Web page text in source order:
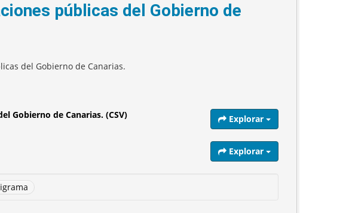
públicas del Gobierno de
del Gobierno de Canarias.
Gobierno de Canarias. (CSV) Explorar
Explorar